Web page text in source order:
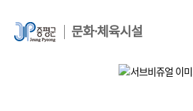
문화·체육시설